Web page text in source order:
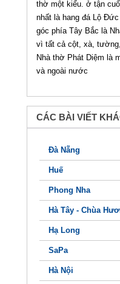
thờ một kiểu. ở tận
nhất là hang đá Lộ
góc phía Tây Bắc là
vì tất cả cột, xà,
Nhà thờ Phát Diệm là
và ngoài nước
CÁC BÀI VIẾT
Đà Nẵng
Huế
Phong Nha
Hà Tây - Chùa
Hạ Long
SaPa
Hà Nội